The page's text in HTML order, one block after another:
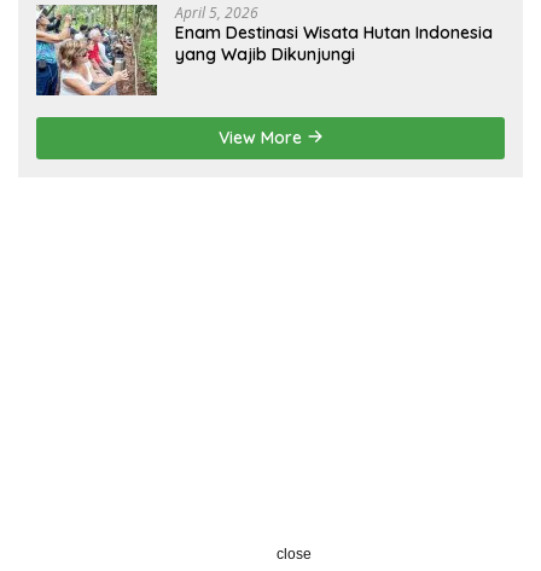
April 5, 2026
Enam Destinasi Wisata Hutan Indonesia
yang Wajib Dikunjungi
View More
close